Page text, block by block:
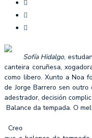
Sofía Hidalgo,
canteira coruñesa,
como libero. Xunto a Noa
de Jorge Barrero sen
adestrador, decisión
Balance da tempada. O
Creo